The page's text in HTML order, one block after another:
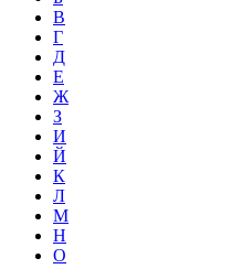
В
Г
Д
Е
Ж
З
И
Й
К
Л
М
Н
О